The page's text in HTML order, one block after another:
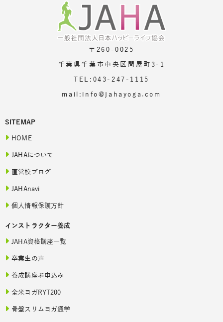
〒260-0025
千葉県千葉市中央区問屋町3-1
TEL:043-247-1115
mail:info@jahayoga.com
SITEMAP
HOME
JAHAについて
直営校ブログ
JAHAnavi
個人情報保護方針
インストラクター養成
JAHA資格講座一覧
卒業生の声
養成講座お申込み
全米ヨガRYT200
骨盤スリムヨガ通学